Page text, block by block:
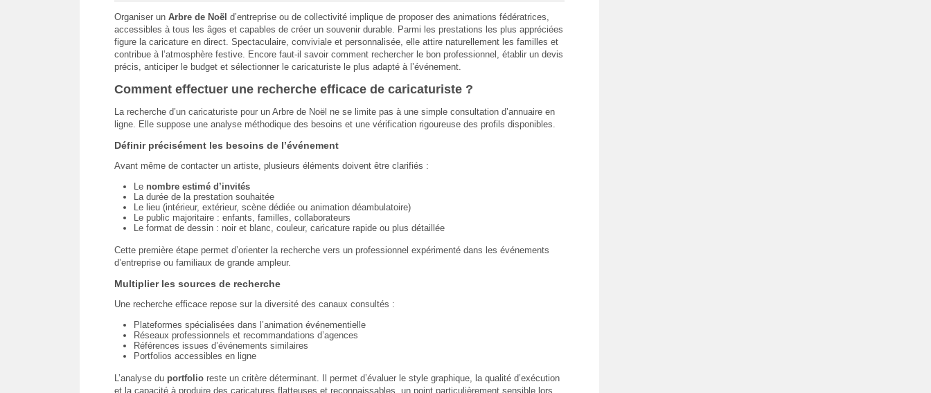
Organiser un Arbre de Noël d’entreprise ou de collectivité implique de proposer des animations fédératrices,
accessibles à tous les âges et capables de créer un souvenir durable. Parmi les prestations les plus appréciées
figure la caricature en direct. Spectaculaire, conviviale et personnalisée, elle attire naturellement les familles et
contribue à l’atmosphère festive. Encore faut-il savoir comment rechercher le bon professionnel, établir un devis
précis, anticiper le budget et sélectionner le caricaturiste le plus adapté à l’événement.
Comment effectuer une recherche efficace de caricaturiste ?
La recherche d’un caricaturiste pour un Arbre de Noël ne se limite pas à une simple consultation d’annuaire en
ligne. Elle suppose une analyse méthodique des besoins et une vérification rigoureuse des profils disponibles.
Définir précisément les besoins de l’événement
Avant même de contacter un artiste, plusieurs éléments doivent être clarifiés :
Le nombre estimé d’invités
La durée de la prestation souhaitée
Le lieu (intérieur, extérieur, scène dédiée ou animation déambulatoire)
Le public majoritaire : enfants, familles, collaborateurs
Le format de dessin : noir et blanc, couleur, caricature rapide ou plus détaillée
Cette première étape permet d’orienter la recherche vers un professionnel expérimenté dans les événements
d’entreprise ou familiaux de grande ampleur.
Multiplier les sources de recherche
Une recherche efficace repose sur la diversité des canaux consultés :
Plateformes spécialisées dans l’animation événementielle
Réseaux professionnels et recommandations d’agences
Références issues d’événements similaires
Portfolios accessibles en ligne
L’analyse du portfolioreste un critère déterminant. Il permet d’évaluer le style graphique, la qualité d’exécution
et la capacité à produire des caricatures flatteuses et reconnaissables, un point particulièrement sensible lors